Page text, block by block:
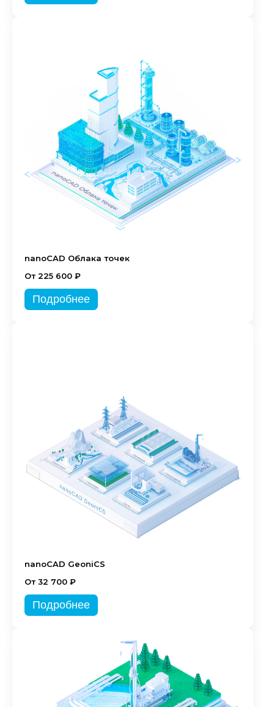
nanoCAD Облака точек
От 225 600 ₽
Подробнее
nanoCAD GeoniCS
От 32 700 ₽
Подробнее